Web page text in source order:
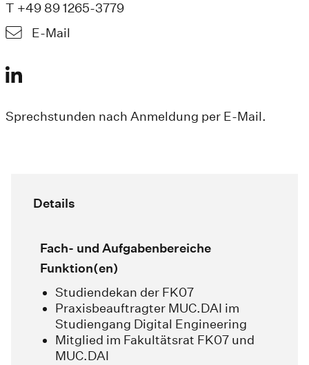
T +49 89 1265-3779
E-Mail
Sprechstunden nach Anmeldung per E-Mail.
Details
Fach- und Aufgabenbereiche
Funktion(en)
Studiendekan der FK07
Praxisbeauftragter MUC.DAI im
Studiengang Digital Engineering
Mitglied im Fakultätsrat FK07 und
MUC.DAI